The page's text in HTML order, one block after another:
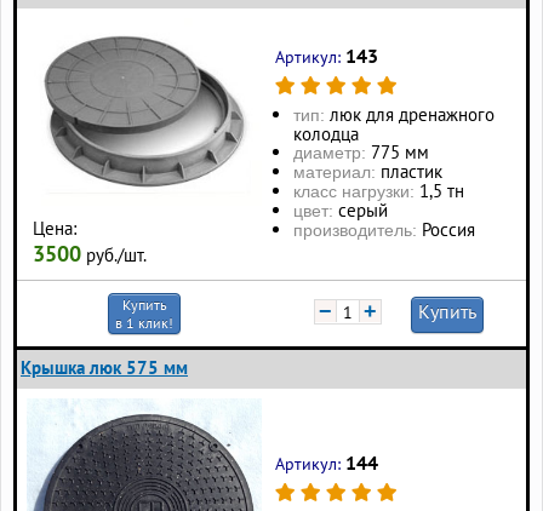
Цена:
3500 руб./шт.
Артикул: 143
тип: люк для дренажного
колодца
диаметр: 775 мм
материал: пластик
класс нагрузки: 1,5 тн
цвет: серый
производитель: Россия
Купить
в 1 клик!
− + Купить
Крышка люк 575 мм
Артикул: 144